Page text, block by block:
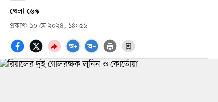
খেলা ডেস্ক
প্রকাশ: ১০ মে ২০২৪, ১৪: ৫৯